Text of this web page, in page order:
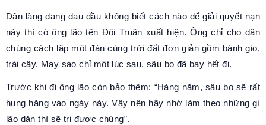
Dân làng đang đau đầu không biết cách nào để giải quyết nạn
này thì có ông lão tên Đôi Truân xuất hiện. Ông chỉ cho dân
chúng cách lập một đàn cúng trời đất đơn giản gồm bánh gio,
trái cây. May sao chỉ một lúc sau, sâu bọ đã bay hết đi.
Trước khi đi ông lão còn bảo thêm: “Hàng năm, sâu bọ sẽ rất
hung hăng vào ngày này. Vậy nên hãy nhớ làm theo những gì
lão dặn thì sẽ trị được chúng”.